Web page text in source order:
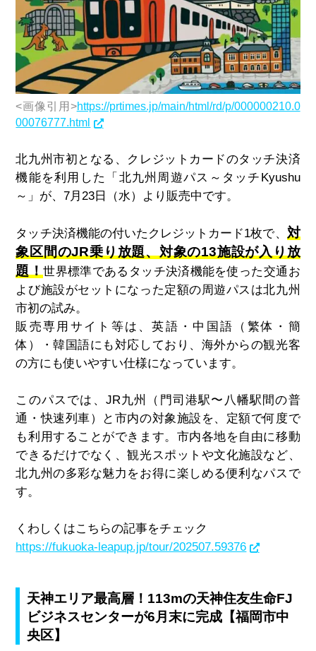
<画像引用>https://prtimes.jp/main/html/rd/p/000000210.0
00076777.html
北九州市初となる、クレジットカードのタッチ決済
機能を利用した「北九州周遊パス～タッチKyushu
～」が、7月23日（水）より販売中です。
タッチ決済機能の付いたクレジットカード1枚で、 対
象区間のJR乗り放題、対象の13施設が入り放
題！世界標準であるタッチ決済機能を使った交通お
よび施設がセットになった定額の周遊パスは北九州
市初の試み。
販売専用サイト等は、英語・中国語（繁体・簡
体）・韓国語にも対応しており、海外からの観光客
の方にも使いやすい仕様になっています。
このパスでは、JR九州（門司港駅〜八幡駅間の普
通・快速列車）と市内の対象施設を、定額で何度で
も利用することができます。市内各地を自由に移動
できるだけでなく、観光スポットや文化施設など、
北九州の多彩な魅力をお得に楽しめる便利なパスで
す。
くわしくはこちらの記事をチェック
https://fukuoka-leapup.jp/tour/202507.59376
天神エリア最高層！113mの天神住友生命FJ
ビジネスセンターが6月末に完成【福岡市中
央区】